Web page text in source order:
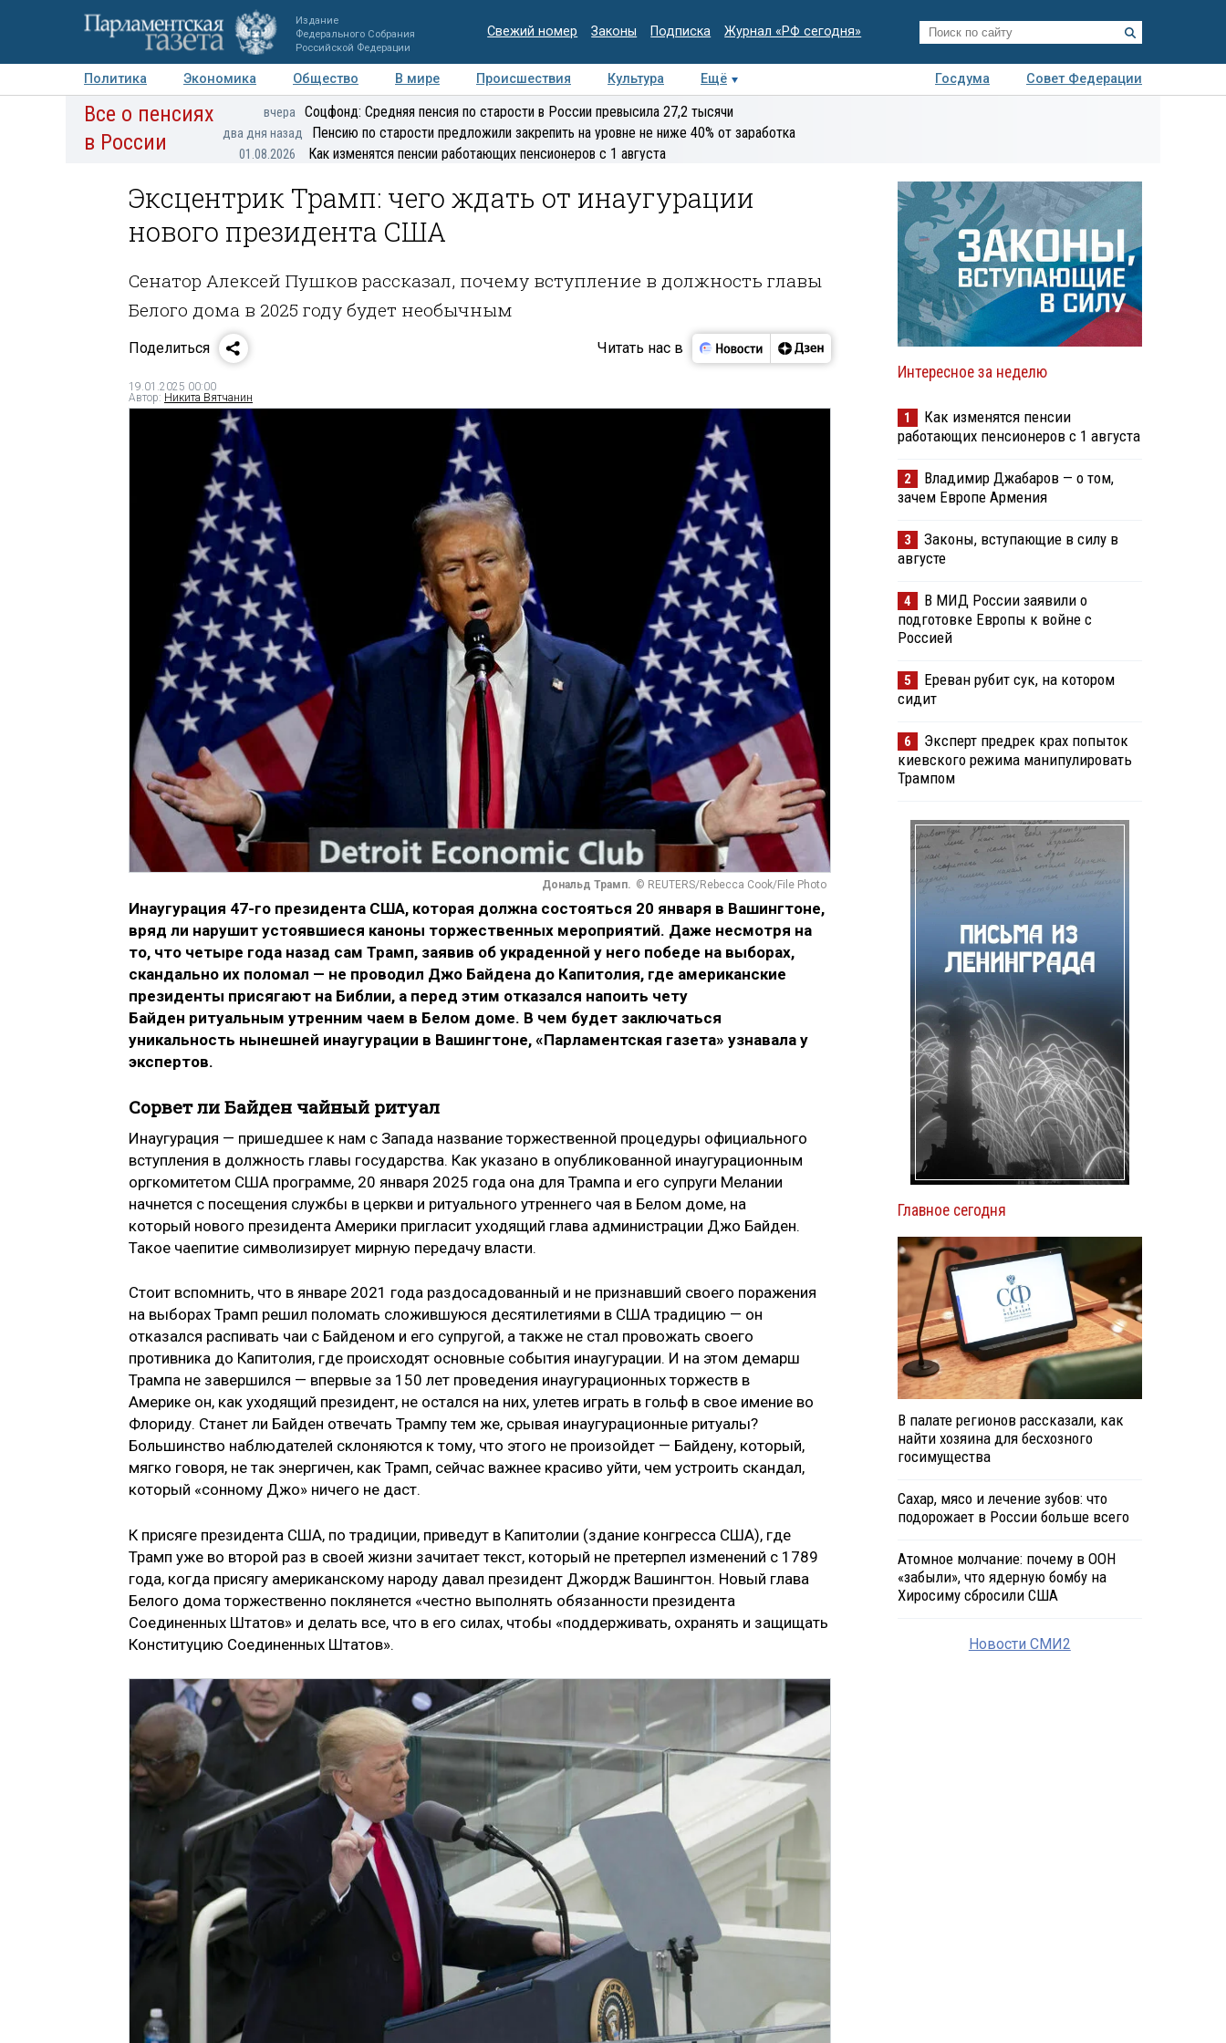
Издание
Федерального Собрания
Российской Федерации
Свежий номер Законы Подписка Журнал «РФ сегодня»
Политика Экономика Общество В мире Происшествия Культура Ещё Госдума
Совет Федерации
Авторы Персоны Мнения Регионы Медиацентр Интервью Колумнисты
экспертиза
Все о пенсиях
в России
вчера Соцфонд: Средняя пенсия по старости в России превысила 27,2 тысячи
два дня назад Пенсию по старости предложили закрепить на уровне не ниже 40% от заработка
01.08.2026 Как изменятся пенсии работающих пенсионеров с 1 августа
Эксцентрик Трамп: чего ждать от инаугурации
нового президента США
Сенатор Алексей Пушков рассказал, почему вступление в должность главы
Белого дома в 2025 году будет необычным
Поделиться Читать нас в
19.01.2025 00:00
Автор: Никита Вятчанин
Дональд Трамп. © REUTERS/Rebecca Cook/File Photo
Инаугурация 47-го президента США, которая должна состояться 20 января в Вашингтоне,
вряд ли нарушит устоявшиеся каноны торжественных мероприятий. Даже несмотря на
то, что четыре года назад сам Трамп, заявив об украденной у него победе на выборах,
скандально их поломал — не проводил Джо Байдена до Капитолия, где американские
президенты присягают на Библии, а перед этим отказался напоить чету
Байден ритуальным утренним чаем в Белом доме. В чем будет заключаться
уникальность нынешней инаугурации в Вашингтоне, «Парламентская газета» узнавала у
экспертов.
Сорвет ли Байден чайный ритуал
Инаугурация — пришедшее к нам с Запада название торжественной процедуры официального
вступления в должность главы государства. Как указано в опубликованной инаугурационным
оргкомитетом США программе, 20 января 2025 года она для Трампа и его супруги Мелании
начнется с посещения службы в церкви и ритуального утреннего чая в Белом доме, на
который нового президента Америки пригласит уходящий глава администрации Джо Байден.
Такое чаепитие символизирует мирную передачу власти.
Стоит вспомнить, что в январе 2021 года раздосадованный и не признавший своего поражения
на выборах Трамп решил поломать сложившуюся десятилетиями в США традицию — он
отказался распивать чаи с Байденом и его супругой, а также не стал провожать своего
противника до Капитолия, где происходят основные события инаугурации. И на этом демарш
Трампа не завершился — впервые за 150 лет проведения инаугурационных торжеств в
Америке он, как уходящий президент, не остался на них, улетев играть в гольф в свое имение во
Флориду. Станет ли Байден отвечать Трампу тем же, срывая инаугурационные ритуалы?
Большинство наблюдателей склоняются к тому, что этого не произойдет — Байдену, который,
мягко говоря, не так энергичен, как Трамп, сейчас важнее красиво уйти, чем устроить скандал,
который «сонному Джо» ничего не даст.
К присяге президента США, по традиции, приведут в Капитолии (здание конгресса США), где
Трамп уже во второй раз в своей жизни зачитает текст, который не претерпел изменений с 1789
года, когда присягу американскому народу давал президент Джордж Вашингтон. Новый глава
Белого дома торжественно поклянется «честно выполнять обязанности президента
Соединенных Штатов» и делать все, что в его силах, чтобы «поддерживать, охранять и защищать
Конституцию Соединенных Штатов».
Интересное за неделю
1
Как изменятся пенсии
работающих пенсионеров с 1 августа
2
Владимир Джабаров — о том,
зачем Европе Армения
3
Законы, вступающие в силу в
августе
4
В МИД России заявили о
подготовке Европы к войне с
Россией
5
Ереван рубит сук, на котором
сидит
6
Эксперт предрек крах попыток
киевского режима манипулировать
Трампом
Главное сегодня
В палате регионов рассказали, как
найти хозяина для бесхозного
госимущества
Сахар, мясо и лечение зубов: что
подорожает в России больше всего
Атомное молчание: почему в ООН
«забыли», что ядерную бомбу на
Хиросиму сбросили США
Новости СМИ2